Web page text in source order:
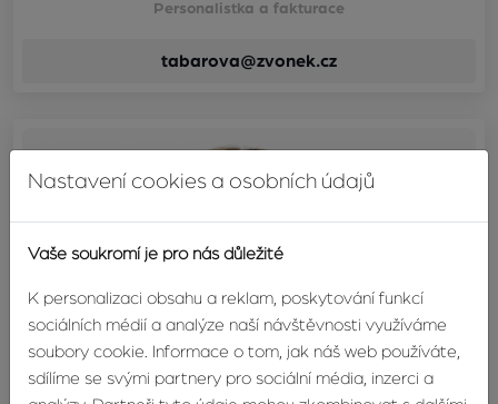
Personalistka a fakturace
tabarova@zvonek.cz
Nastavení cookies a osobních údajů
Vaše soukromí je pro nás důležité
K personalizaci obsahu a reklam, poskytování funkcí
sociálních médií a analýze naší návštěvnosti využíváme
soubory cookie. Informace o tom, jak náš web používáte,
sdílíme se svými partnery pro sociální média, inzerci a